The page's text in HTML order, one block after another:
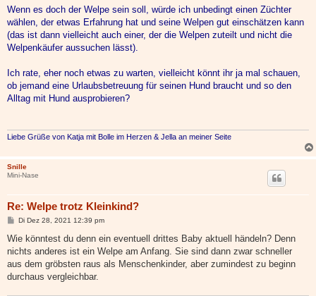
Wenn es doch der Welpe sein soll, würde ich unbedingt einen Züchter
wählen, der etwas Erfahrung hat und seine Welpen gut einschätzen kann
(das ist dann vielleicht auch einer, der die Welpen zuteilt und nicht die
Welpenkäufer aussuchen lässt).
Ich rate, eher noch etwas zu warten, vielleicht könnt ihr ja mal schauen,
ob jemand eine Urlaubsbetreuung für seinen Hund braucht und so den
Alltag mit Hund ausprobieren?
Liebe Grüße von Katja mit Bolle im Herzen & Jella an meiner Seite
Snille
Mini-Nase
Re: Welpe trotz Kleinkind?
B
i
r
a
Di Dez 28, 2021 12:39 pm
Wie könntest du denn ein eventuell drittes Baby aktuell händeln? Denn
nichts anderes ist ein Welpe am Anfang. Sie sind dann zwar schneller
aus dem gröbsten raus als Menschenkinder, aber zumindest zu beginn
durchaus vergleichbar.